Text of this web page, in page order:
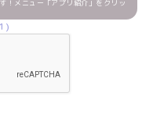
！メニュー「アプリ紹介」をクリッ